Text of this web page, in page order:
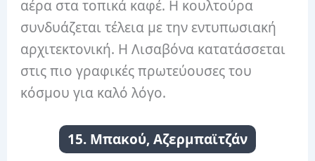
αέρα στα τοπικά καφέ. Η κουλτούρα
συνδυάζεται τέλεια με την εντυπωσιακή
αρχιτεκτονική. Η Λισαβόνα κατατάσσεται
στις πιο γραφικές πρωτεύουσες του
κόσμου για καλό λόγο.
15. Μπακού, Αζερμπαϊτζάν